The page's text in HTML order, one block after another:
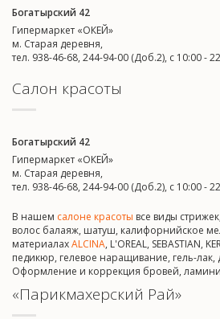
Богатырский 42
Гипермаркет «ОКЕЙ»
м. Старая деревня,
тел. 938-46-68, 244-94-00 (Доб.2), c 10:00 -
Салон красоты
Богатырский 42
Гипермаркет «ОКЕЙ»
м. Старая деревня,
тел. 938-46-68, 244-94-00 (Доб.2), c 10:00 -
В нашем салоне красоты все виды
волос балаяж, шатуш, калифорнийское
материалахALCINA, L'OREAL, SEBASTIAN,
педикюр, гелевое наращивание, гель-лак,
Оформление и коррекция бровей,
«Парикмахерский Рай»